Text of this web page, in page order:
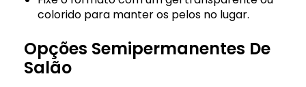
colorido para manter os pelos no lugar.
Opções Semipermanentes De
Salão